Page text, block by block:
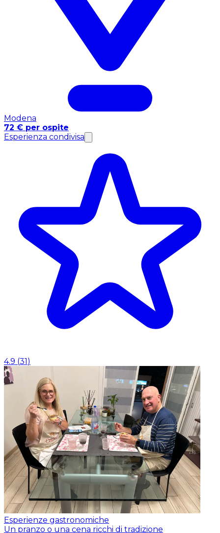
Modena
72 € per ospite
Esperienza condivisa
4.9 (31 )
Esperienze gastronomiche
Un pranzo o una cena ricchi di tradizione